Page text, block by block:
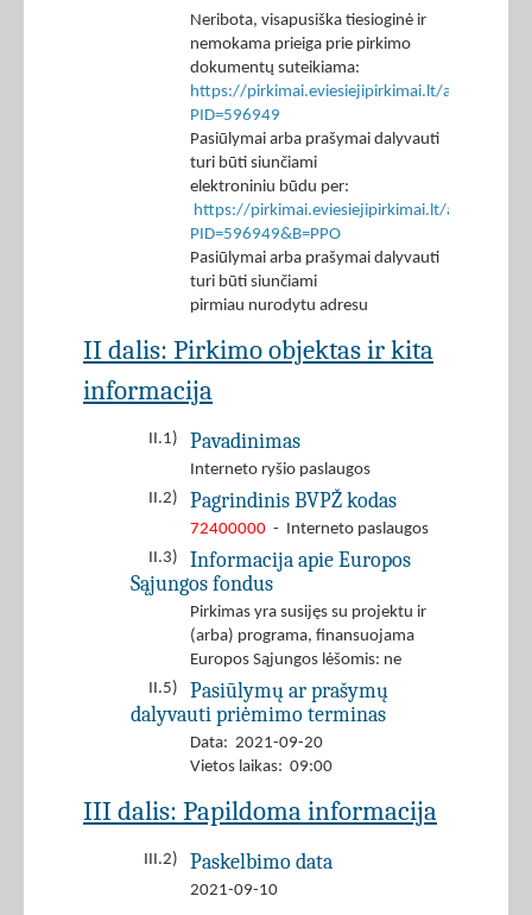
Neribota, visapusiška tiesioginė ir
nemokama prieiga prie pirkimo
dokumentų suteikiama:
https://pirkimai.eviesiejipirkimai.lt/app/rfq/
PID=596949
Pasiūlymai arba prašymai dalyvauti
turi būti siunčiami
elektroniniu būdu per:
https://pirkimai.eviesiejipirkimai.lt/app/rfq/
PID=596949&B=PPO
Pasiūlymai arba prašymai dalyvauti
turi būti siunčiami
pirmiau nurodytu adresu
II dalis: Pirkimo objektas ir kita
informacija
II.1) Pavadinimas
Interneto ryšio paslaugos
II.2)
Pagrindinis BVPŽ kodas
72400000 - Interneto paslaugos
II.3)
Informacija apie Europos
Sąjungos fondus
Pirkimas yra susijęs su projektu ir
(arba) programa, finansuojama
Europos Sąjungos lėšomis: ne
II.5)
Pasiūlymų ar prašymų
dalyvauti priėmimo terminas
Data: 2021-09-20
Vietos laikas: 09:00
III dalis: Papildoma informacija
III.2) Paskelbimo data
2021-09-10